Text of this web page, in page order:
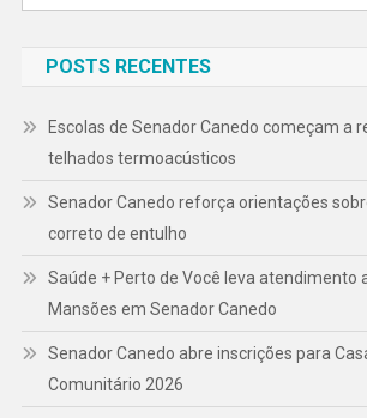
POSTS RECENTES
Escolas de Senador Canedo começam a
telhados termoacústicos
Senador Canedo reforça orientações
correto de entulho
Saúde + Perto de Você leva atendimento
Mansões em Senador Canedo
Senador Canedo abre inscrições para
Comunitário 2026